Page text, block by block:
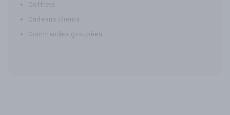
Coffrets
Cadeaux clients
Commandes groupées